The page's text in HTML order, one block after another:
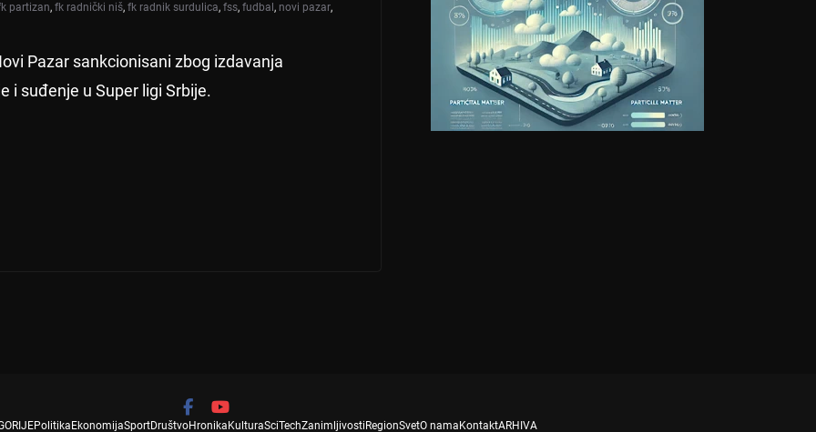
partizan, fk radnički niš, fk radnik surdulica, fss, fudbal , novi pazar,
Pazar sankcionisani zbog izdavanja
i suđenje u Super ligi Srbije.
Politika EkonomijaSportDruštvoHronika KulturaSciTechZanimljivosti RegionSvetO nama KontaktARHIVA